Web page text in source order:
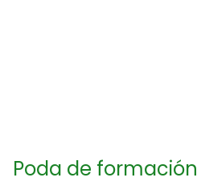
Poda de formación